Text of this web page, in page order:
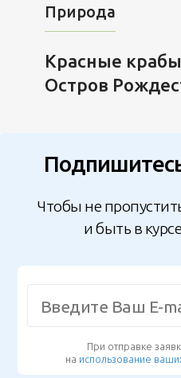
Природа
Красные
Остров
Чтобы не
и быть в
При отправке
на использование